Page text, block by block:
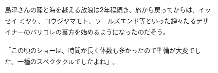
島津さんの陸と海を越える放浪は2年程続き、旅から戻ってからは、イッ
セイ ミヤケ、ヨウジヤマモト、ワールズエンド等といった錚々たるデザ
イナーのパリコレの裏方を始めるようになったのだそう。
「この頃のショーは、時間が長く体数も多かったので準備が大変でし
た。一種のスペクタクルでしたよね」。